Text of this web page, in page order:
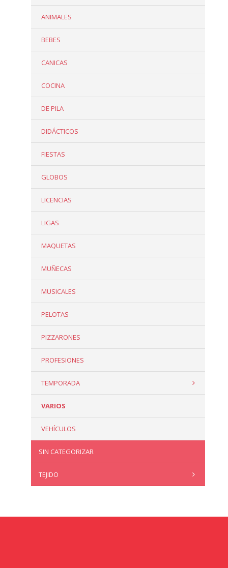
ANIMALES
BEBES
CANICAS
COCINA
DE PILA
DIDÁCTICOS
FIESTAS
GLOBOS
LICENCIAS
LIGAS
MAQUETAS
MUÑECAS
MUSICALES
PELOTAS
PIZZARONES
PROFESIONES
TEMPORADA
VARIOS
VEHÍCULOS
SIN CATEGORIZAR
TEJIDO